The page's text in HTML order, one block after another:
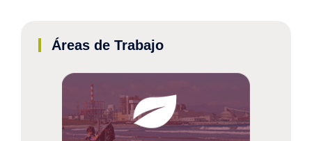
Áreas de Trabajo